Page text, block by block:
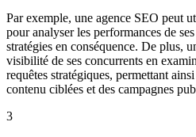
Par exemple, une agence SEO peut
pour analyser les performances de
stratégies en conséquence. De plus,
visibilité de ses concurrents en
requêtes stratégiques, permettant
contenu ciblées et des campagnes
3